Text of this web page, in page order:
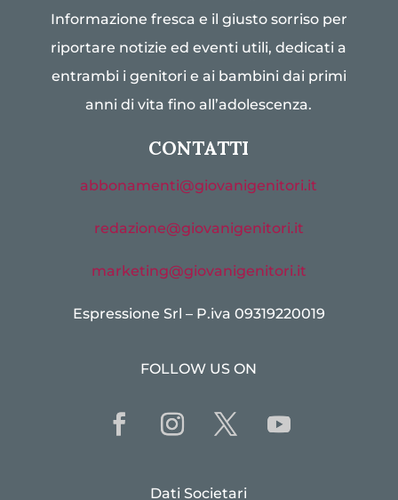
Informazione fresca e il giusto sorriso per
riportare notizie ed eventi utili, dedicati a
entrambi i genitori e ai bambini dai primi
anni di vita fino all’adolescenza.
CONTATTI
abbonamenti@giovanigenitori.it
redazione@giovanigenitori.it
marketing@giovanigenitori.it
Espressione Srl – P.iva 09319220019
FOLLOW US ON
Dati Societari